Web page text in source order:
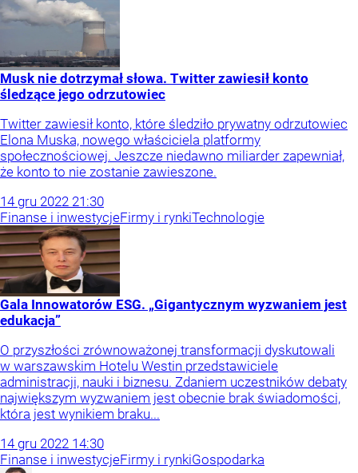
Musk nie dotrzymał słowa. Twitter zawiesił konto
śledzące jego odrzutowiec
Twitter zawiesił konto, które śledziło prywatny odrzutowiec
Elona Muska, nowego właściciela platformy
społecznościowej. Jeszcze niedawno miliarder zapewniał,
że konto to nie zostanie zawieszone.
14 gru 2022 21:30
Finanse i inwestycjeFirmy i rynkiTechnologie
Gala Innowatorów ESG. „Gigantycznym wyzwaniem jest
edukacja”
O przyszłości zrównoważonej transformacji dyskutowali
w warszawskim Hotelu Westin przedstawiciele
administracji, nauki i biznesu. Zdaniem uczestników debaty
największym wyzwaniem jest obecnie brak świadomości,
która jest wynikiem braku...
14 gru 2022 14:30
Finanse i inwestycjeFirmy i rynkiGospodarka